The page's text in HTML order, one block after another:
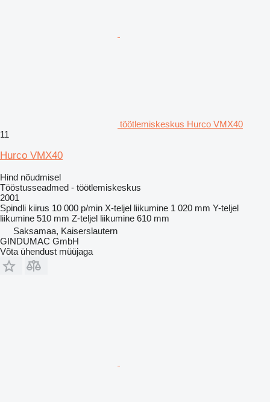
töötlemiskeskus Hurco VMX40
11
Hurco VMX40
Hind nõudmisel
Tööstusseadmed - töötlemiskeskus
2001
Spindli kiirus 10 000 p/min X-teljel liikumine 1 020 mm Y-teljel
liikumine 510 mm Z-teljel liikumine 610 mm
Saksamaa, Kaiserslautern
GINDUMAC GmbH
Võta ühendust müüjaga